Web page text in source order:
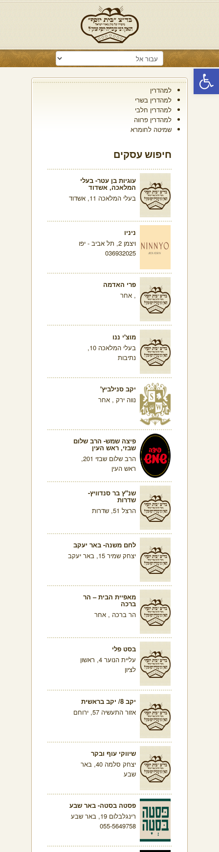
פתח סרגל נגישות
למהדרין
למהדרין בשרי
למהדרין חלבי
למהדרין פרווה
שמיטה לחומרא
חיפוש עסקים
עוגיות בן עטר- בעלי
המלאכה, אשדוד
בעלי המלאכה 11, אשדוד
ניניו
ויצמן 2, תל אביב - יפו
036932025
פרי האדמה
, אחר
מוצ'י ננו
בעלי המלאכה 10,
נתיבות
יקב סנילביץ'
נווה ירק , אחר
פיצה שמש- הרב שלום
שבזי, ראש העין
הרב שלום שבזי 201,
ראש העין
שנ"ץ בר סנדוויץ-
שדרות
הרצל 51, שדרות
לחם משנה- באר יעקב
יצחק שמיר 15, באר יעקב
מאפיית הבית – הר
ברכה
הר ברכה , אחר
בסט פלי
עליית הנוער 4, ראשון
לציון
יקב 8/ יקב בראשית
אזור התעשיה 57, ירוחם
שיווקי עוף ובקר
יצחק סלמה 40, באר
שבע
פסטה בסטה- באר שבע
רינגלבלום 19, באר שבע
055-5649758